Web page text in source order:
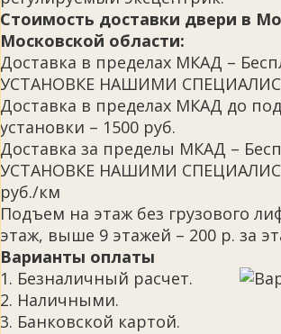
Стоимость доставки двери в
Московской области:
Доставка в пределах МКАД –
УСТАНОВКЕ НАШИМИ
Доставка в пределах МКАД до
установки – 1500 руб.
Доставка за пределы МКАД –
УСТАНОВКЕ НАШИМИ
руб./км
Подъем на этаж без грузового
этаж, выше 9 этажей – 200 р. за
Варианты оплаты
1. Безналичный расчет.
2. Наличными.
3. Банковской картой.